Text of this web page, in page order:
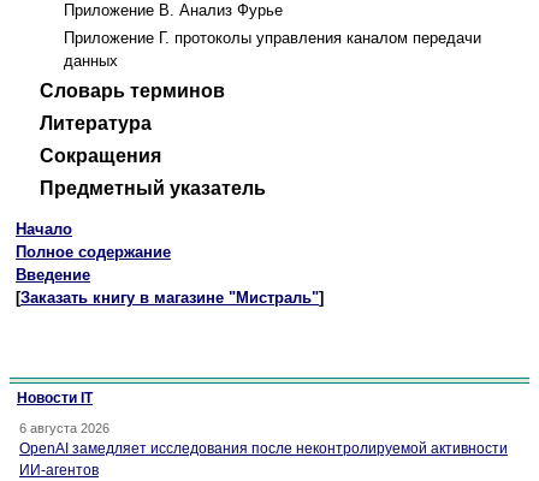
Приложение В. Анализ Фурье
Приложение Г. протоколы управления каналом передачи
данных
Словарь терминов
Литература
Сокращения
Предметный указатель
Начало
Полное содержание
Введение
[Заказать книгу в магазине "Мистраль"]
Новости IT
6 августа 2026
OpenAI замедляет исследования после неконтролируемой активности
ИИ-агентов